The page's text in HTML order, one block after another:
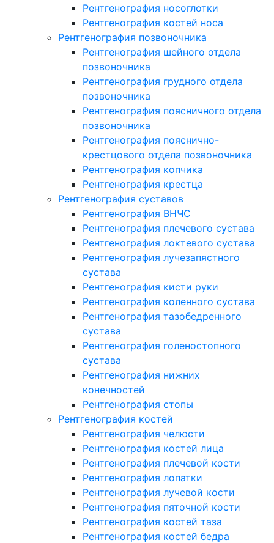
Рентгенография носоглотки
Рентгенография костей носа
Рентгенография позвоночника
Рентгенография шейного отдела
позвоночника
Рентгенография грудного отдела
позвоночника
Рентгенография поясничного отдела
позвоночника
Рентгенография пояснично-
крестцового отдела позвоночника
Рентгенография копчика
Рентгенография крестца
Рентгенография суставов
Рентгенография ВНЧС
Рентгенография плечевого сустава
Рентгенография локтевого сустава
Рентгенография лучезапястного
сустава
Рентгенография кисти руки
Рентгенография коленного сустава
Рентгенография тазобедренного
сустава
Рентгенография голеностопного
сустава
Рентгенография нижних
конечностей
Рентгенография стопы
Рентгенография костей
Рентгенография челюсти
Рентгенография костей лица
Рентгенография плечевой кости
Рентгенография лопатки
Рентгенография лучевой кости
Рентгенография пяточной кости
Рентгенография костей таза
Рентгенография костей бедра